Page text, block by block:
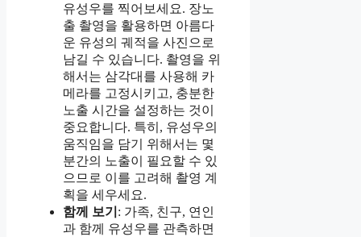
유성우를 찍어보세요. 장노
출 촬영을 활용하면 아름다
운 유성의 궤적을 사진으로
남길 수 있습니다. 촬영을 위
해서는 삼각대를 사용해 카
메라를 고정시키고, 충분한
노출 시간을 설정하는 것이
중요합니다. 특히, 유성우의
움직임을 담기 위해서는 몇
분간의 노출이 필요할 수 있
으므로 이를 고려해 촬영 계
획을 세우세요.
함께 보기 : 가족, 친구, 연인
과 함께 유성우를 관측하면